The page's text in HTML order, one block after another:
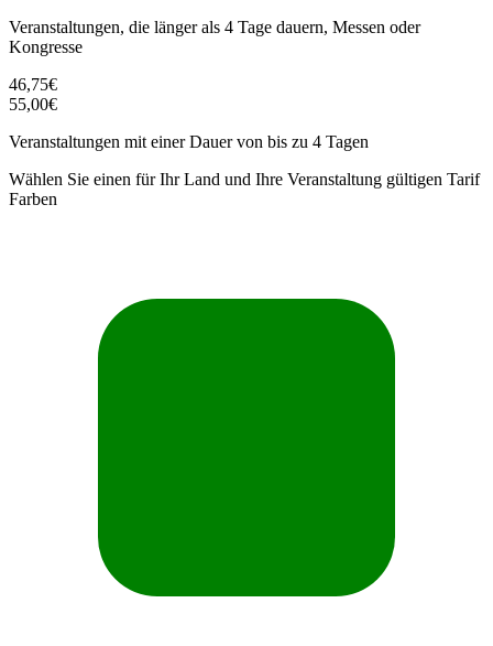
Veranstaltungen, die länger als 4 Tage dauern, Messen oder
Kongresse
46,75€
55,00€
Veranstaltungen mit einer Dauer von bis zu 4 Tagen
Wählen Sie einen für Ihr Land und Ihre Veranstaltung gültigen Tarif
Farben